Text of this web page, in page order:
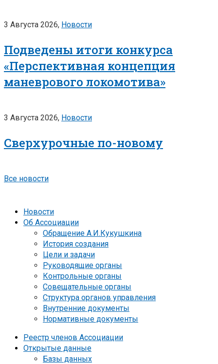
3 Августа 2026, Новости
Подведены итоги конкурса
«Перспективная концепция
маневрового локомотива»
3 Августа 2026, Новости
Сверхурочные по-новому
Все новости
Новости
Об Ассоциации
Обращение А.И.Кукушкина
История создания
Цели и задачи
Руководящие органы
Контрольные органы
Совещательные органы
Структура органов управления
Внутренние документы
Нормативные документы
Реестр членов Ассоциации
Открытые данные
Базы данных